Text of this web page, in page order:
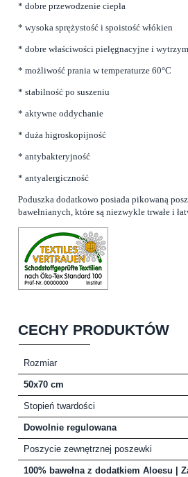
* dobre przewodzenie ciepła
* wysoka sprężystość i spoistość włókien
* dobre właściwości pielęgnacyjne i
* możliwość prania w temperaturze 60°C
* stabilność po suszeniu
* aktywne oddychanie
* duża higroskopijność
* antybakteryjność
* antyalergiczność
Poduszka dodatkowo posiada pikowaną
bawełnianych, które są niezwykle trwałe i
CECHY PRODUKTÓW
Rozmiar
50x70 cm
Stopień twardości
Dowolnie regulowana
Poszycie zewnętrznej poszewki
100% bawełna z dodatkiem Aloesu |